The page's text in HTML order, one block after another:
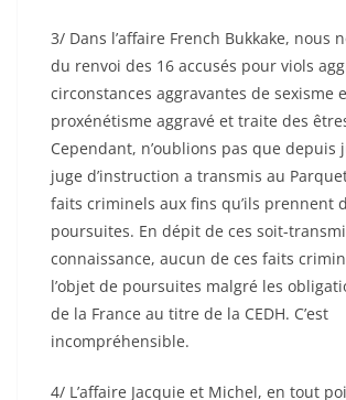
3/ Dans l’affaire French Bukkake, nous
du renvoi des 16 accusés pour viols
circonstances aggravantes de sexisme
proxénétisme aggravé et traite des
Cependant, n’oublions pas que depuis
juge d’instruction a transmis au
faits criminels aux fins qu’ils prennent
poursuites. En dépit de ces soit-
connaissance, aucun de ces faits
l’objet de poursuites malgré les
de la France au titre de la CEDH. C’est
incompréhensible.
4/ L’affaire Jacquie et Michel, en tout